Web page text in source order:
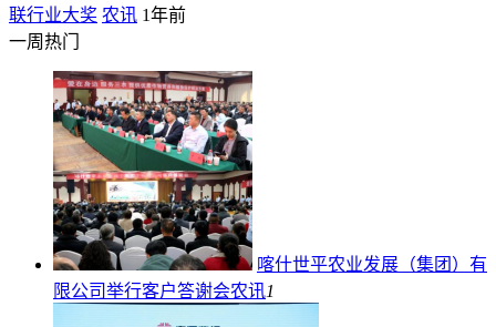
联行业大奖 农讯 1年前
一周热门
喀什世平农业发展（集团）有
限公司举行客户答谢会农讯1